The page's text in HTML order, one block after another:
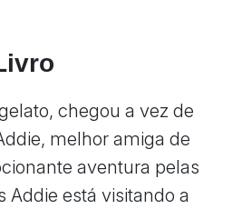
chegou a vez de
melhor amiga de
aventura pelas
Addie está visitando a